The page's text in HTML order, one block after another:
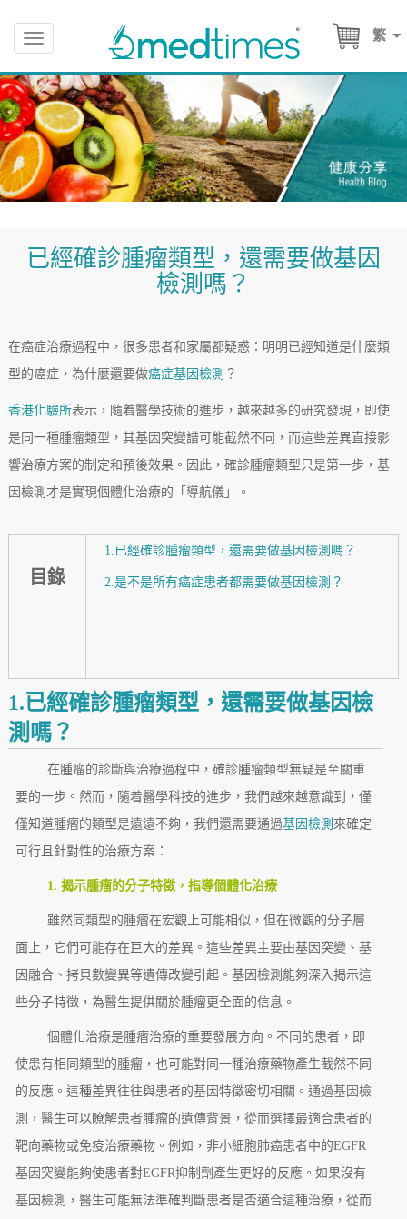
繁
Toggle
navigation
已經確診腫瘤類型，還需要做基因
檢測嗎？
在癌症治療過程中，很多患者和家屬都疑惑：明明已經知道是什麼類
型的癌症，為什麼還要做癌症基因檢測 ？
香港化驗所表示，隨着醫學技術的進步，越來越多的研究發現，即使
是同一種腫瘤類型，其基因突變譜可能截然不同，而這些差異直接影
響治療方案的制定和預後效果。因此，確診腫瘤類型只是第一步，基
因檢測才是實現個體化治療的「導航儀」。
目錄
1.已經確診腫瘤類型，還需要做基因檢測嗎？
2.是不是所有癌症患者都需要做基因檢測？
1.已經確診腫瘤類型，還需要做基因檢
測嗎？
在腫瘤的診斷與治療過程中，確診腫瘤類型無疑是至關重
要的一步。然而，隨着醫學科技的進步，我們越來越意識到，僅
僅知道腫瘤的類型是遠遠不夠，我們還需要通過基因檢測 來確定
可行且針對性的治療方案：
1. 揭示腫瘤的分子特徵，指導個體化治療
雖然同類型的腫瘤在宏觀上可能相似，但在微觀的分子層
面上，它們可能存在巨大的差異。這些差異主要由基因突變、基
因融合、拷貝數變異等遺傳改變引起。基因檢測能夠深入揭示這
些分子特徵，為醫生提供關於腫瘤更全面的信息。
個體化治療是腫瘤治療的重要發展方向。不同的患者，即
使患有相同類型的腫瘤，也可能對同一種治療藥物產生截然不同
的反應。這種差異往往與患者的基因特徵密切相關。通過基因檢
測，醫生可以瞭解患者腫瘤的遺傳背景，從而選擇最適合患者的
靶向藥物或免疫治療藥物。例如，非小細胞肺癌患者中的EGFR
基因突變能夠使患者對EGFR抑制劑產生更好的反應。如果沒有
基因檢測，醫生可能無法準確判斷患者是否適合這種治療，從而